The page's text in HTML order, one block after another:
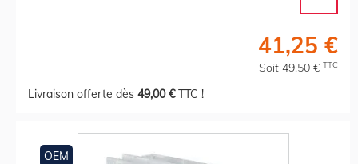
41,25 €
Soit 49,50 € TTC
Livraison offerte dès 49,00 €TTC !
OEM